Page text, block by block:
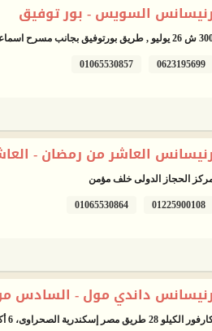
رنيسانس السويس - بور توفيق
, طريق بورتوفيق بجانب مسرح اسماعيل ياسين، السويس
0623195699
01065530857
رنيسانس العاشر من رمضان -
الحجاز الدولى خلف مؤمن
01225900108
01065530864
رنيسانس داندي مول - السادس
الكيلو 28 طريق مصر إسكندرية الصحراوى، 6 أكتوبر